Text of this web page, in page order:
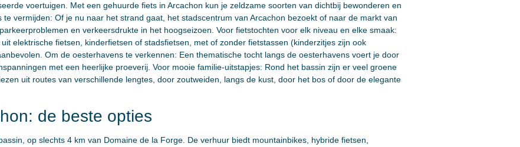
voertuigen. Met een gehuurde fiets in Arcachon kun je zeldzame soorten van dichtbij bewonderen en
vermijden: Of je nu naar het strand gaat, het stadscentrum van Arcachon bezoekt of naar de markt van
en verkeersdrukte in het hoogseizoen. Voor fietstochten voor elk niveau en elke smaak:
elektrische fietsen, kinderfietsen of stadsfietsen, met of zonder fietstassen (kinderzitjes zijn ook
Om de oesterhavens te verkennen: Een thematische tocht langs de oesterhavens voert je door
met een heerlijke proeverij. Voor mooie familie-uitstapjes: Rond het bassin zijn er veel groene
uit routes van verschillende lengtes, door zoutweiden, langs de kust, door het bos of door de elegante
de beste opties
op slechts 4 km van Domaine de la Forge. De verhuur biedt mountainbikes, hybride fietsen,